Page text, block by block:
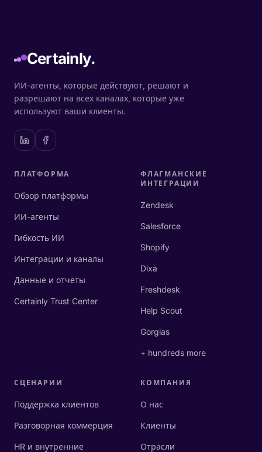
Certainly.
ИИ-агенты, которые действуют, решают и
разрешают на всех каналах, которые уже
используют ваши клиенты.
ПЛАТФОРМА
Обзор платформы
ИИ-агенты
Гибкость ИИ
Интеграции и каналы
Данные и отчёты
Certainly Trust Center
ФЛАГМАНСКИЕ
ИНТЕГРАЦИИ
Zendesk
Salesforce
Shopify
Dixa
Freshdesk
Help Scout
Gorgias
+ hundreds more
СЦЕНАРИИ
Поддержка клиентов
Разговорная коммерция
HR и внутренние
КОМПАНИЯ
О нас
Клиенты
Отрасли